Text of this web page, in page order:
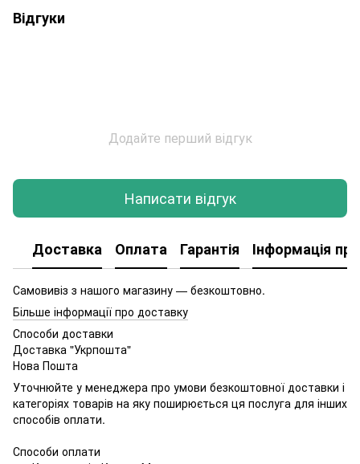
Відгуки
Додайте перший відгук
Написати відгук
Доставка Оплата Гарантія Інформація
Самовивіз з нашого магазину — безкоштовно.
Більше інформації про доставку
Способи доставки
Доставка "Укрпошта"
Нова Пошта
Уточнюйте у менеджера про умови безкоштовної доставки і
категоріях товарів на яку поширюється ця послуга для інших
способів оплати.
Способи оплати